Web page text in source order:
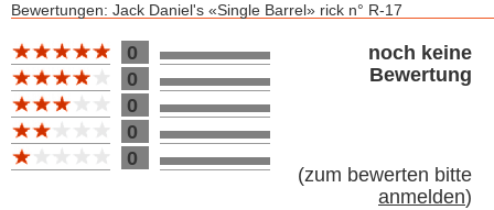
Bewertungen: Jack Daniel's «Single Barrel» rick n° R-17
Bewertung 100
0
0
0
0
noch keine
Bewertung
(zum bewerten bitte
anmelden)